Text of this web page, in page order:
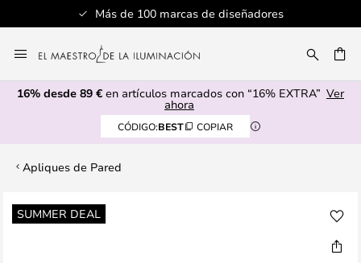
Más de 100 marcas de diseñadores
al
contenido
16% desde 89 € en artículos marcados con “16% EXTRA” Ver
ahora
CÓDIGO:BEST COPIAR
Apliques de Pared
SUMMER DEAL
Saltar
al